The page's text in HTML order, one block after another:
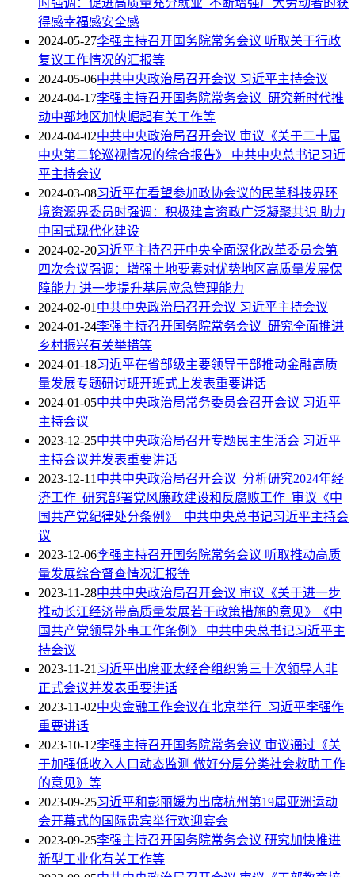
时强调：促进高质量充分就业 不断增强广大劳动者的获
得感幸福感安全感
2024-05-27李强主持召开国务院常务会议 听取关于行政
复议工作情况的汇报等
2024-05-06中共中央政治局召开会议 习近平主持会议
2024-04-17李强主持召开国务院常务会议 研究新时代推
动中部地区加快崛起有关工作等
2024-04-02中共中央政治局召开会议 审议《关于二十届
中央第二轮巡视情况的综合报告》 中共中央总书记习近
平主持会议
2024-03-08习近平在看望参加政协会议的民革科技界环
境资源界委员时强调：积极建言资政广泛凝聚共识 助力
中国式现代化建设
2024-02-20习近平主持召开中央全面深化改革委员会第
四次会议强调：增强土地要素对优势地区高质量发展保
障能力 进一步提升基层应急管理能力
2024-02-01中共中央政治局召开会议 习近平主持会议
2024-01-24李强主持召开国务院常务会议 研究全面推进
乡村振兴有关举措等
2024-01-18习近平在省部级主要领导干部推动金融高质
量发展专题研讨班开班式上发表重要讲话
2024-01-05中共中央政治局常务委员会召开会议 习近平
主持会议
2023-12-25中共中央政治局召开专题民主生活会 习近平
主持会议并发表重要讲话
2023-12-11中共中央政治局召开会议 分析研究2024年经
济工作 研究部署党风廉政建设和反腐败工作 审议《中
国共产党纪律处分条例》 中共中央总书记习近平主持会
议
2023-12-06李强主持召开国务院常务会议 听取推动高质
量发展综合督查情况汇报等
2023-11-28中共中央政治局召开会议 审议《关于进一步
推动长江经济带高质量发展若干政策措施的意见》《中
国共产党领导外事工作条例》 中共中央总书记习近平主
持会议
2023-11-21习近平出席亚太经合组织第三十次领导人非
正式会议并发表重要讲话
2023-11-02中央金融工作会议在北京举行 习近平李强作
重要讲话
2023-10-12李强主持召开国务院常务会议 审议通过《关
于加强低收入人口动态监测 做好分层分类社会救助工作
的意见》等
2023-09-25习近平和彭丽媛为出席杭州第19届亚洲运动
会开幕式的国际贵宾举行欢迎宴会
2023-09-25李强主持召开国务院常务会议 研究加快推进
新型工业化有关工作等